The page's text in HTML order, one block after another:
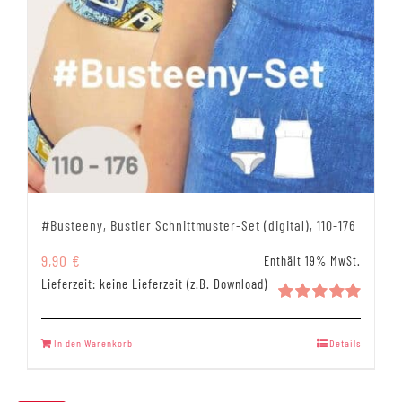
#Busteeny, Bustier Schnittmuster-Set (digital), 110-176
Bewertet
9,90 € Enthält 19% MwSt.
Lieferzeit: keine Lieferzeit (z.B. Download)
In den Warenkorb Details